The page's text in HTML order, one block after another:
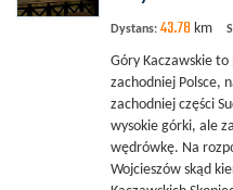
Dystans: 43.78 km
Góry Kaczawskie to
zachodniej Polsce,
zachodniej części
wysokie górki, ale
wędrówkę. Na
Wojcieszów skąd